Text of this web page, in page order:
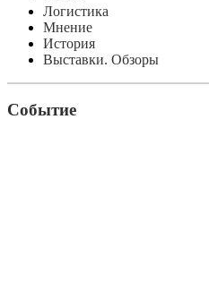
Логистика
Мнение
История
Выставки. Обзоры
Событие